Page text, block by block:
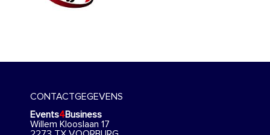
CONTACTGEGEVENS
Events4Business
Willem Klooslaan 17